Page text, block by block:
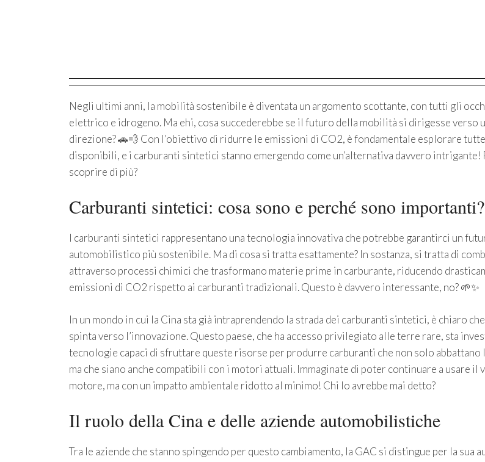
Negli ultimi anni, la mobilità sostenibile è diventata un argomento scottante, con tutti gli
elettrico e idrogeno. Ma ehi, cosa succederebbe se il futuro della mobilità si dirigesse verso
direzione? 🚗💨 Con l’obiettivo di ridurre le emissioni di CO2, è fondamentale esplorare
disponibili, e i carburanti sintetici stanno emergendo come un’alternativa davvero intrigante!
scoprire di più?
Carburanti sintetici: cosa sono e perché sono importanti?
I carburanti sintetici rappresentano una tecnologia innovativa che potrebbe garantirci un
automobilistico più sostenibile. Ma di cosa si tratta esattamente? In sostanza, si tratta di
attraverso processi chimici che trasformano materie prime in carburante, riducendo
emissioni di CO2 rispetto ai carburanti tradizionali. Questo è davvero interessante, no? 🌱✨
In un mondo in cui la Cina sta già intraprendendo la strada dei carburanti sintetici, è chiaro che
spinta verso l’innovazione. Questo paese, che ha accesso privilegiato alle terre rare, sta
tecnologie capaci di sfruttare queste risorse per produrre carburanti che non solo abbattano
ma che siano anche compatibili con i motori attuali. Immaginate di poter continuare a usare il
motore, ma con un impatto ambientale ridotto al minimo! Chi lo avrebbe mai detto?
Il ruolo della Cina e delle aziende automobilistiche
Tra le aziende che stanno spingendo per questo cambiamento, la GAC si distingue per la sua